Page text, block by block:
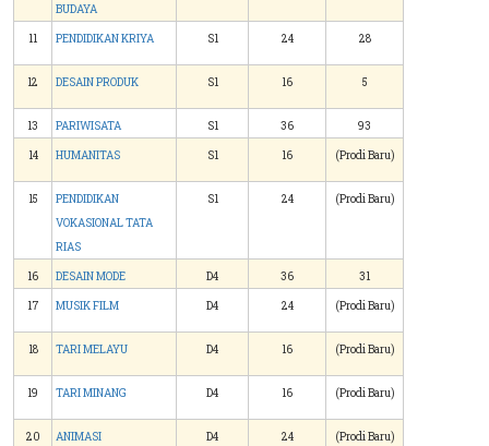
BUDAYA
11 PENDIDIKAN KRIYA S1 24 28
12 DESAIN PRODUK S1 16 5
13 PARIWISATA S1 36 93
14 HUMANITAS S1 16 (Prodi Baru)
15
PENDIDIKAN
VOKASIONAL TATA
RIAS
S1 24 (Prodi Baru)
16 DESAIN MODE D4 36 31
17 MUSIK FILM D4 24 (Prodi Baru)
18 TARI MELAYU D4 16 (Prodi Baru)
19 TARI MINANG D4 16 (Prodi Baru)
20 ANIMASI D4 24 (Prodi Baru)